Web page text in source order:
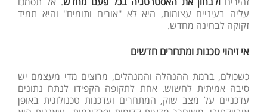
עליה בעיניים עצומות, היא לא "אורים ותומים" והיא תמיד
זקוקה לבחינה מחדש.
אי זיהוי סכנות ומתחרים חדשים
כשכולם, ברמת ההנהלה והמנהלים, מרוצים מדי מעצמם יש
סיבה אמיתית לחשוש. אחת לתקופה הקפידו לנתח נתונים
עדכניים על מצב שוק, המתחרים ועדכנות טכנולוגית באופן